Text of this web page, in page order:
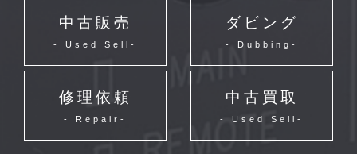
中古販売
- Used Sell-
ダビング
- Dubbing-
修理依頼
- Repair-
中古買取
- Used Sell-